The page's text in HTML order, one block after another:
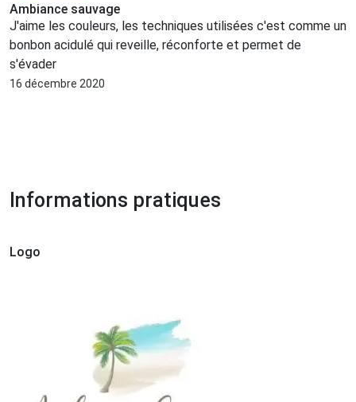
Ambiance sauvage
J'aime les couleurs, les techniques utilisées c'est comme un
bonbon acidulé qui reveille, réconforte et permet de
s'évader
16 décembre 2020
Informations pratiques
Logo